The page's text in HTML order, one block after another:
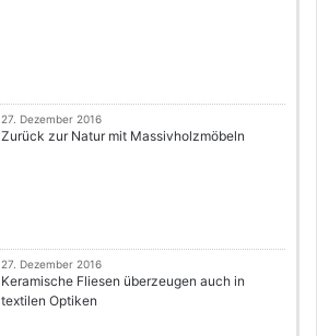
27. Dezember 2016
Zurück zur Natur mit Massivholzmöbeln
27. Dezember 2016
Keramische Fliesen überzeugen auch in
textilen Optiken